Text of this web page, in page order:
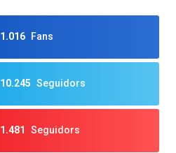
1.016 Fans
10.245 Seguidors
1.481 Seguidors